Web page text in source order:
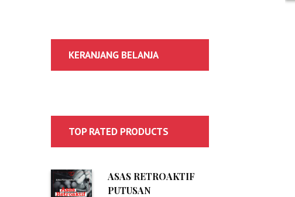
KERANJANG BELANJA
TOP RATED PRODUCTS
ASAS RETROAKTIF
PUTUSAN